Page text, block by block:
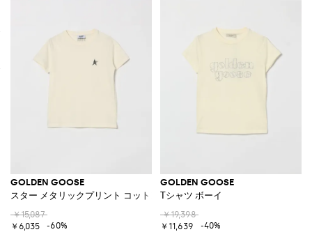
GOLDEN GOOSE
スター メタリックプリント コットンジャージーTシャツ
￥15,087
￥6,035
-60%
GOLDEN GOOSE
Tシャツ ボーイ
￥19,398
￥11,639
-40%